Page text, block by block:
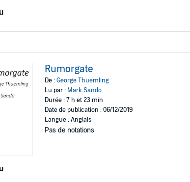
Rumorgate
De :George Thuemling
Lu par : Mark Sando
Durée : 7 h et 23 min
Date de publication : 06/12/2019
Langue : Anglais
Pas de notations